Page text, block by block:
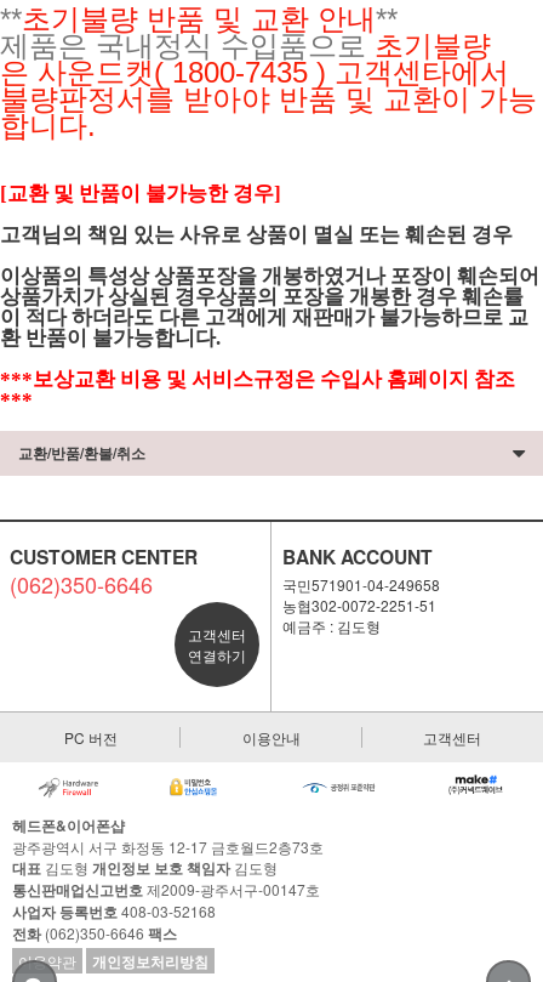
**초기불량 반품 및 교환 안내**
제품은 국내정식 수입품으로 초기불량
은사운드캣( 1800-7435 ) 고객센타에서
불량판정서를 받아야 반품 및 교환이 가능
합니다.
[교환 및 반품이 불가능한 경우]
고객님의 책임 있는 사유로 상품이 멸실 또는 훼손된 경우
이상품의 특성상 상품포장을 개봉하였거나 포장이 훼손되어
상품가치가 상실된 경우상품의 포장을 개봉한 경우 훼손률
이 적다 하더라도 다른 고객에게 재판매가 불가능하므로 교
환 반품이 불가능합니다.
***보상교환 비용 및 서비스규정은 수입사 홈페이지 참조
***
교환/반품/환불/취소
CUSTOMER CENTER
(062)350-6646
고객센터
연결하기
BANK ACCOUNT
국민571901-04-249658
농협302-0072-2251-51
예금주 : 김도형
PC 버전 이용안내 고객센터
헤드폰&이어폰샵
광주광역시 서구 화정동 12-17 금호월드2층73호
대표 김도형 개인정보 보호 책임자김도형
통신판매업신고번호제2009-광주서구-00147호
사업자 등록번호408-03-52168
전화(062)350-6646 팩스
이용약관 개인정보처리방침